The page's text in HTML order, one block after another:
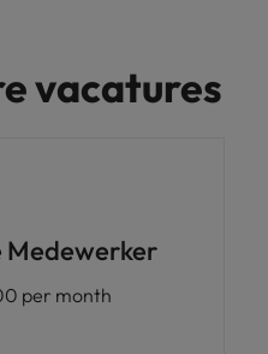
vacatures
Medewerker
per month